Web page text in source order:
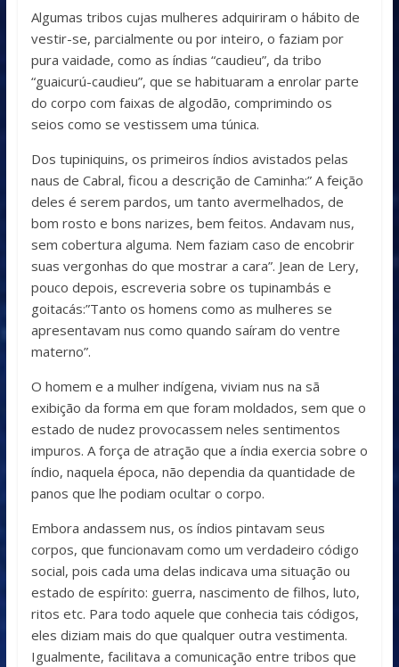
Algumas tribos cujas mulheres adquiriram o hábito de
vestir-se, parcialmente ou por inteiro, o faziam por
pura vaidade, como as índias “caudieu”, da tribo
“guaicurú-caudieu”, que se habituaram a enrolar parte
do corpo com faixas de algodão, comprimindo os
seios como se vestissem uma túnica.
Dos tupiniquins, os primeiros índios avistados pelas
naus de Cabral, ficou a descrição de Caminha:” A feição
deles é serem pardos, um tanto avermelhados, de
bom rosto e bons narizes, bem feitos. Andavam nus,
sem cobertura alguma. Nem faziam caso de encobrir
suas vergonhas do que mostrar a cara”. Jean de Lery,
pouco depois, escreveria sobre os tupinambás e
goitacás:”Tanto os homens como as mulheres se
apresentavam nus como quando saíram do ventre
materno”.
O homem e a mulher indígena, viviam nus na sã
exibição da forma em que foram moldados, sem que o
estado de nudez provocassem neles sentimentos
impuros. A força de atração que a índia exercia sobre o
índio, naquela época, não dependia da quantidade de
panos que lhe podiam ocultar o corpo.
Embora andassem nus, os índios pintavam seus
corpos, que funcionavam como um verdadeiro código
social, pois cada uma delas indicava uma situação ou
estado de espírito: guerra, nascimento de filhos, luto,
ritos etc. Para todo aquele que conhecia tais códigos,
eles diziam mais do que qualquer outra vestimenta.
Igualmente, facilitava a comunicação entre tribos que